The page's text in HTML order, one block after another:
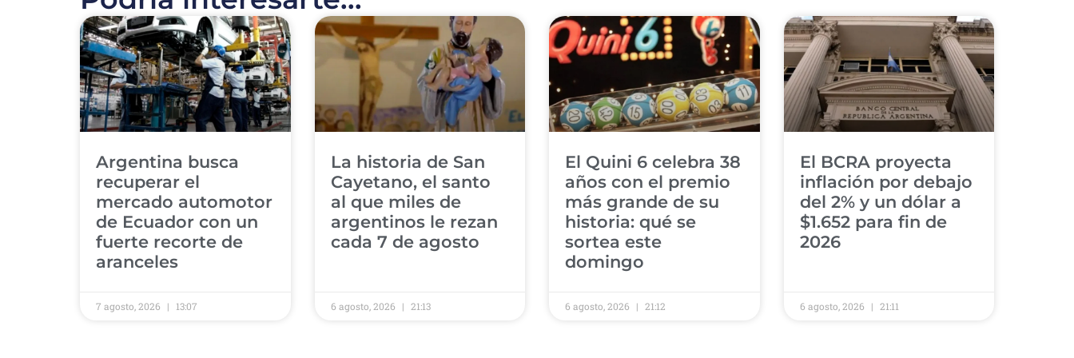
Argentina busca
recuperar el
mercado automotor
de Ecuador con un
fuerte recorte de
aranceles
7 agosto, 2026 13:07
La historia de San
Cayetano, el santo
al que miles de
argentinos le rezan
cada 7 de agosto
6 agosto, 2026 21:13
El Quini 6 celebra 38
años con el premio
más grande de su
historia: qué se
sortea este
domingo
6 agosto, 2026 21:12
El BCRA proyecta
inflación por debajo
del 2% y un dólar a
$1.652 para fin de
2026
6 agosto, 2026 21:11